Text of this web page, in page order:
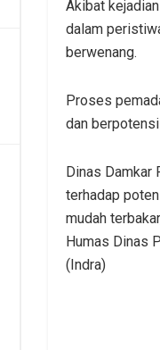
Akibat
dalam
berwenang.
Proses
dan
Dinas Damkar
terhadap
mudah
Humas Dinas
(Indra)